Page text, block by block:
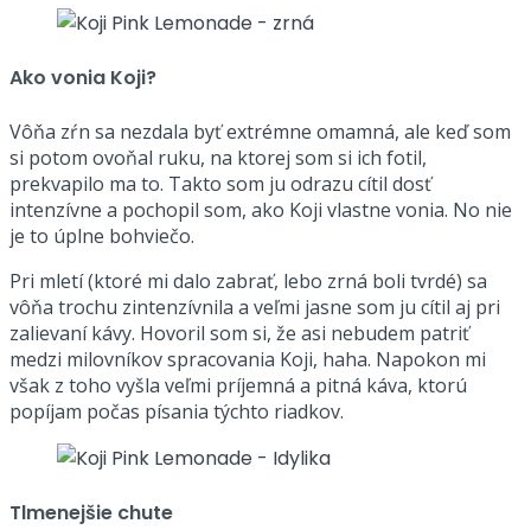
Ako vonia Koji?
Vôňa zŕn sa nezdala byť extrémne omamná, ale keď som
si potom ovoňal ruku, na ktorej som si ich fotil,
prekvapilo ma to. Takto som ju odrazu cítil dosť
intenzívne a pochopil som, ako Koji vlastne vonia. No nie
je to úplne bohviečo.
Pri mletí (ktoré mi dalo zabrať, lebo zrná boli tvrdé) sa
vôňa trochu zintenzívnila a veľmi jasne som ju cítil aj pri
zalievaní kávy. Hovoril som si, že asi nebudem patriť
medzi milovníkov spracovania Koji, haha. Napokon mi
však z toho vyšla veľmi príjemná a pitná káva, ktorú
popíjam počas písania týchto riadkov.
Tlmenejšie chute